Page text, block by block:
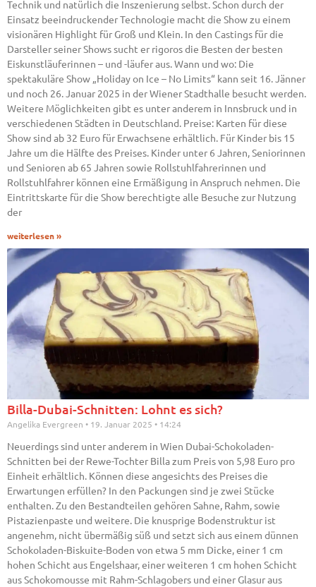
Technik und natürlich die Inszenierung selbst. Schon durch der
Einsatz beeindruckender Technologie macht die Show zu einem
visionären Highlight für Groß und Klein. In den Castings für die
Darsteller seiner Shows sucht er rigoros die Besten der besten
Eiskunstläuferinnen – und -läufer aus. Wann und wo: Die
spektakuläre Show „Holiday on Ice – No Limits“ kann seit 16. Jänner
und noch 26. Januar 2025 in der Wiener Stadthalle besucht werden.
Weitere Möglichkeiten gibt es unter anderem in Innsbruck und in
verschiedenen Städten in Deutschland. Preise: Karten für diese
Show sind ab 32 Euro für Erwachsene erhältlich. Für Kinder bis 15
Jahre um die Hälfte des Preises. Kinder unter 6 Jahren, Seniorinnen
und Senioren ab 65 Jahren sowie Rollstuhlfahrerinnen und
Rollstuhlfahrer können eine Ermäßigung in Anspruch nehmen. Die
Eintrittskarte für die Show berechtigte alle Besuche zur Nutzung
der
weiterlesen »
Billa-Dubai-Schnitten: Lohnt es sich?
Angelika Evergreen 19. Januar 2025 14:24
Neuerdings sind unter anderem in Wien Dubai-Schokoladen-
Schnitten bei der Rewe-Tochter Billa zum Preis von 5,98 Euro pro
Einheit erhältlich. Können diese angesichts des Preises die
Erwartungen erfüllen? In den Packungen sind je zwei Stücke
enthalten. Zu den Bestandteilen gehören Sahne, Rahm, sowie
Pistazienpaste und weitere. Die knusprige Bodenstruktur ist
angenehm, nicht übermäßig süß und setzt sich aus einem dünnen
Schokoladen-Biskuite-Boden von etwa 5 mm Dicke, einer 1 cm
hohen Schicht aus Engelshaar, einer weiteren 1 cm hohen Schicht
aus Schokomousse mit Rahm-Schlagobers und einer Glasur aus